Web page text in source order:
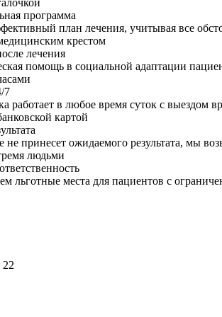
программа
план лечения, учитывая все
лечения
помощь в социальной адаптации
7
работает в любое время суток с выездом
не принесет ожидаемого результата, мы
льготные места для пациентов с